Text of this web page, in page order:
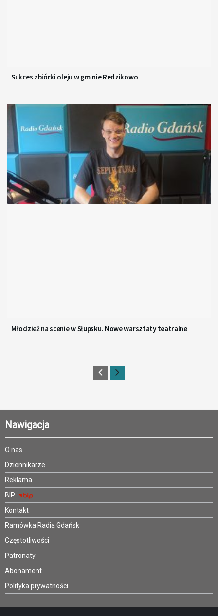
Sukces zbiórki oleju w gminie Redzikowo
Młodzież na scenie w Słupsku. Nowe warsztaty teatralne
Nawigacja
O nas
Dziennikarze
Reklama
BIP
Kontakt
Ramówka Radia Gdańsk
Częstotliwości
Patronaty
Abonament
Polityka prywatności